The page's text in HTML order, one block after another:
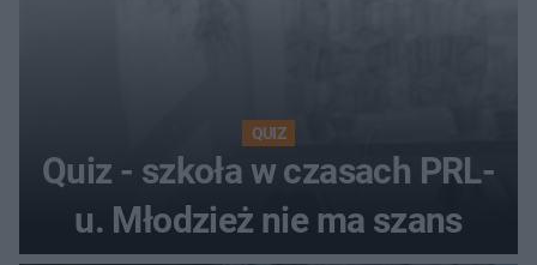
QUIZ
Quiz - szkoła w czasach PRL-
u. Młodzież nie ma szans